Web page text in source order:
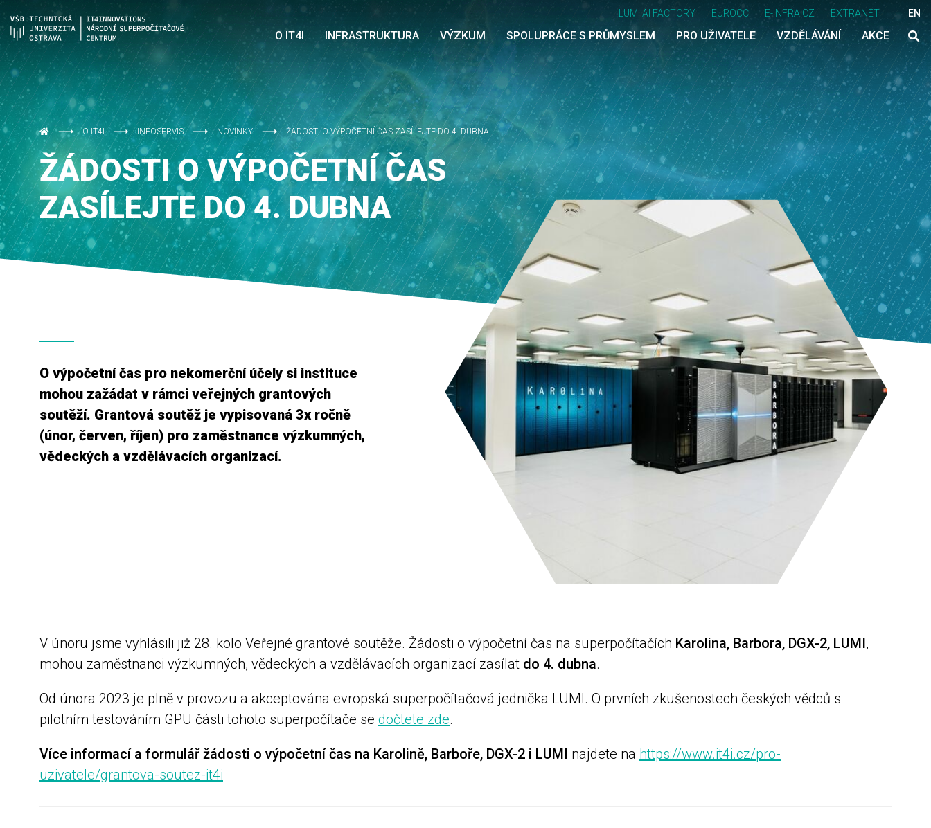
LUMI AI FACTORY EUROCC E-INFRA CZ EXTRANET EN
O IT4I INFRASTRUKTURA VÝZKUM SPOLUPRÁCE S PRŮMYSLEM PRO UŽIVATELE VZDĚLÁVÁNÍ AKCE
O IT4I INFOSERVIS NOVINKY ŽÁDOSTI O VÝPOČETNÍ ČAS ZASÍLEJTE DO 4. DUBNA
ŽÁDOSTI O VÝPOČETNÍ ČAS
ZASÍLEJTE DO 4. DUBNA
O výpočetní čas pro nekomerční účely si instituce
mohou zažádat v rámci veřejných grantových
soutěží. Grantová soutěž je vypisovaná 3x ročně
(únor, červen, říjen) pro zaměstnance výzkumných,
vědeckých a vzdělávacích organizací.
V únoru jsme vyhlásili již 28. kolo Veřejné grantové soutěže. Žádosti o výpočetní čas na superpočítačích Karolina, Barbora, DGX-2, LUMI,
mohou zaměstnanci výzkumných, vědeckých a vzdělávacích organizací zasílat do 4. dubna.
Od února 2023 je plně v provozu a akceptována evropská superpočítačová jednička LUMI. O prvních zkušenostech českých vědců s
pilotním testováním GPU části tohoto superpočítače se dočtete zde.
Více informací a formulář žádosti o výpočetní čas na Karolině, Barboře, DGX-2 i LUMI najdete na https://www.it4i.cz/pro-
uzivatele/grantova-soutez-it4i